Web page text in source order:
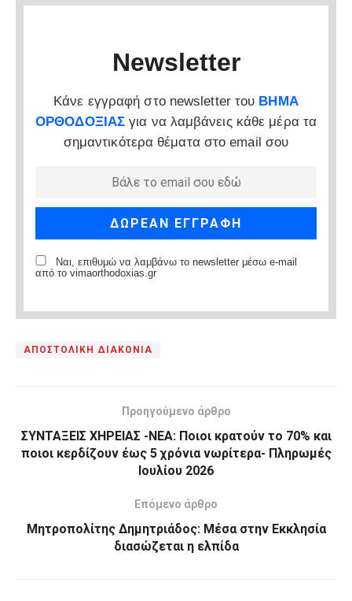
Newsletter
Κάνε εγγραφή στο newsletter του ΒΗΜΑ
ΟΡΘΟΔΟΞΙΑΣ για να λαμβάνεις κάθε μέρα τα
σημαντικότερα θέματα στο email σου
Ναι, επιθυμώ να λαμβάνω το newsletter μέσω e-mail
από το vimaorthodoxias.gr
ΑΠΟΣΤΟΛΙΚΗ ΔΙΑΚΟΝΙΑ
Προηγούμενο άρθρο
ΣΥΝΤΑΞΕΙΣ ΧΗΡΕΙΑΣ -ΝΕΑ: Ποιοι κρατούν το 70% και
ποιοι κερδίζουν έως 5 χρόνια νωρίτερα- Πληρωμές
Ιουλίου 2026
Επόμενο άρθρο
Μητροπολίτης Δημητριάδος: Μέσα στην Εκκλησία
διασώζεται η ελπίδα